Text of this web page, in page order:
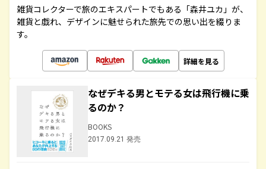
雑貨コレクターで旅のエキスパートでもある「森井ユカ」が、
雑貨と戯れ、デザインに魅せられた旅先での思い出を綴りま
す。
詳細を見る
なぜデキる男とモテる女は飛行機に乗
るのか？
BOOKS
2017.09.21 発売